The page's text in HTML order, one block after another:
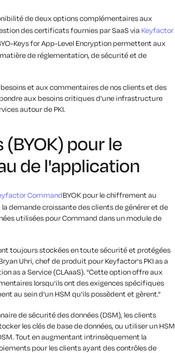
de deux options complémentaires aux
des certificats fournies par SaaS via Keyfactor
Keys for App-Level Encryption permettent aux
de réglementation, de sécurité et de
et aux commentaires de nos clients et des
aux besoins critiques d'une infrastructure
autour de PKI.
(BYOK) pour le
de l'application
CommandBYOK pour le chiffrement au
demande croissante des clients de générer et de
utilisées pour Command dans un module de
toujours stockées en toute sécurité et protégées
Uhri, chef de produit pour Keyfactor's PKI as a
as a Service (CLAaaS). "Cette option offre aux
lorsqu'ils ont des exigences spécifiques
au sein d'un HSM qu'ils possèdent et gèrent."
de sécurité des données (DSM), les clients
les clés de base de données, ou utiliser un HSM
Tout en augmentant intrinsèquement la
pour les clients ayant des contrôles de